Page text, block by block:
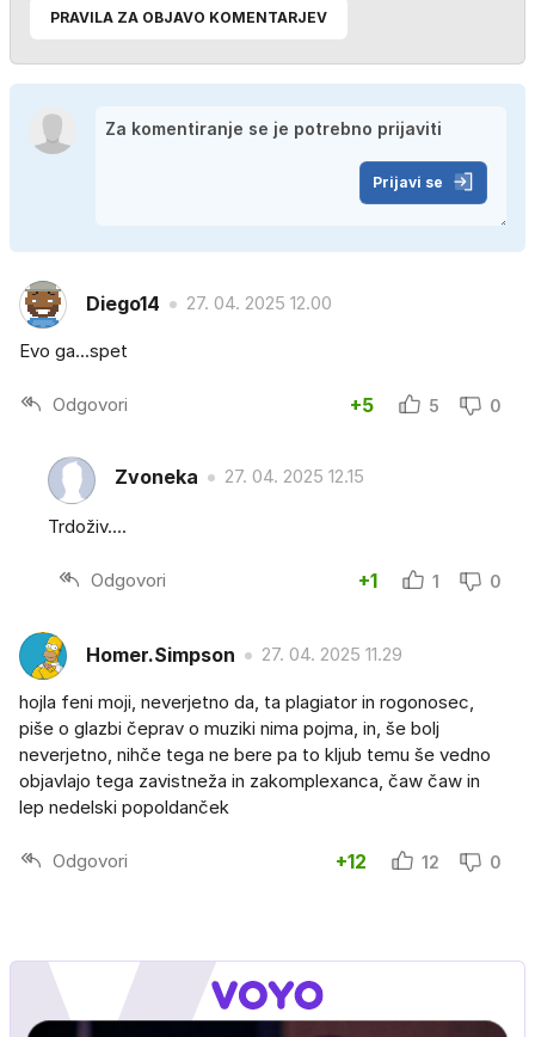
PRAVILA ZA OBJAVO KOMENTARJEV
Prijavi se
Diego14 27. 04. 2025 12.00
Evo ga...spet
Odgovori +5 5 0
Zvoneka 27. 04. 2025 12.15
Trdoživ....
Odgovori +1 1 0
Homer.Simpson 27. 04. 2025 11.29
hojla feni moji, neverjetno da, ta plagiator in rogonosec,
piše o glazbi čeprav o muziki nima pojma, in, še bolj
neverjetno, nihče tega ne bere pa to kljub temu še vedno
objavlajo tega zavistneža in zakomplexanca, čaw čaw in
lep nedelski popoldanček
Odgovori +12 12 0